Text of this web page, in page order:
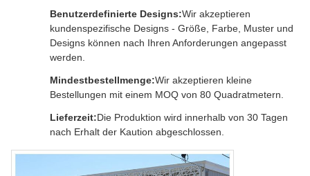
Benutzerdefinierte Designs:Wir akzeptieren
kundenspezifische Designs - Größe, Farbe, Muster und
Designs können nach Ihren Anforderungen angepasst
werden.
Mindestbestellmenge:Wir akzeptieren kleine
Bestellungen mit einem MOQ von 80 Quadratmetern.
Lieferzeit:Die Produktion wird innerhalb von 30 Tagen
nach Erhalt der Kaution abgeschlossen.